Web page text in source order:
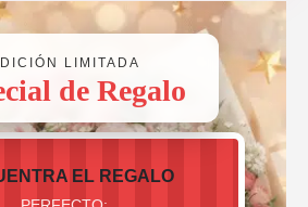
LIMITADA
de Regalo
EL REGALO